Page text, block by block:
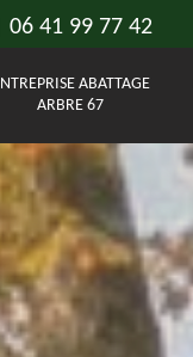
06 41 99 77 42
ABATTAGE
ARBRE 67